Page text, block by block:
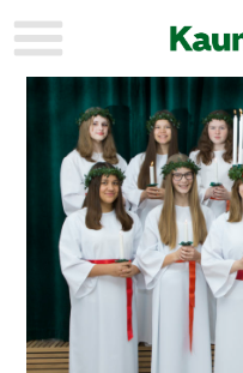
KAUPUNKI
AJANKOHTAISTA
URHEILU
KULTTUURI
HISTORIA
YLEINEN
MAINOSTAJILLE